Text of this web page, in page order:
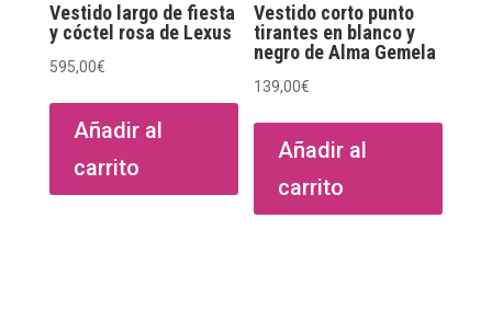
Vestido largo de fiesta
y cóctel rosa de Lexus
595,00€
Añadir al
carrito
Vestido corto punto
tirantes en blanco y
negro de Alma Gemela
139,00€
Añadir al
carrito